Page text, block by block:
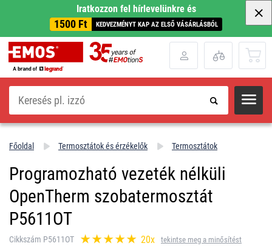
Iratkozzon fel hírlevelünkre és
1500 Ft KEDVEZMÉNYT KAP AZ ELSŐ VÁSÁRLÁSBÓL
Keresés
Főoldal Termosztátok és érzékelők Termosztátok
Programozható vezeték nélküli
OpenTherm szobatermosztát
P5611OT
Cikkszám P5611OT 20x tekintse meg a minősítést